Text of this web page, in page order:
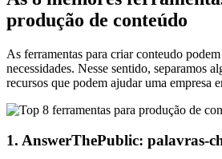
produção de conteúdo
As ferramentas para criar conteudo
necessidades. Nesse sentido, separamos
recursos que podem ajudar uma empresa
1. AnswerThePublic: palavras-